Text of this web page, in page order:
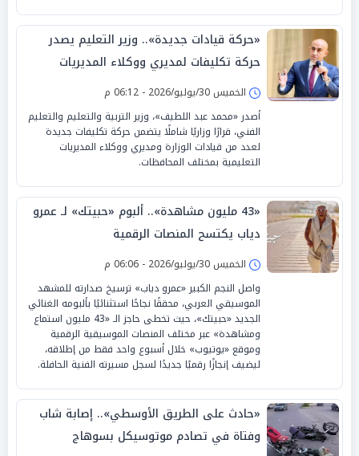
«حركة قيادات جديدة».. وزير التعليم يصدر
حركة تكليفات لمديري ووكلاء المديريات
بالتعليمالخميس 30/يوليو/2026 - 06:12 م
أصدر «محمد عبد اللطيف»، وزير التربية والتعليم والتعليم
الفني، قرارًا وزاريًا شاملًا يتضمن حركة تكليفات جديدة
لعدد من قيادات الوزارة ومديري ووكلاء المديريات
التعليمية بمختلف المحافظات.
«43 مليون مشاهدة».. ألبوم «حبيتك» لـ عمرو
دياب يكتسح المنصات الرقمية
الخميس 30/يوليو/2026 - 06:06 م
واصل النجم الكبير «عمرو دياب» ترسيخ صدارته للمشهد
الموسيقي العربي، محققًا نجاحًا استثنائيًا بألبومه الغنائي
الجديد «حبيتك»، حيث تخطى حاجز الـ «43 مليون استماع
ومشاهدة» عبر مختلف المنصات الموسيقية الرقمية
وموقع «يوتيوب» خلال أسبوع واحد فقط من إطلاقه،
ليضيف إنجازًا رقميًا جديدًا لسجل مسيرته الفنية الحافلة.
«حادث على الطريق الأوسطي».. إصابة شاب
وفتاة في تصادم موتوسيكل بسوهاج